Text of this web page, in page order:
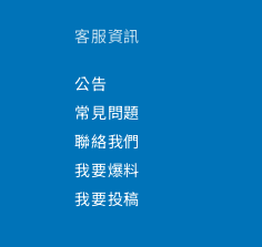
客服資訊
公告
常見問題
聯絡我們
我要爆料
我要投稿